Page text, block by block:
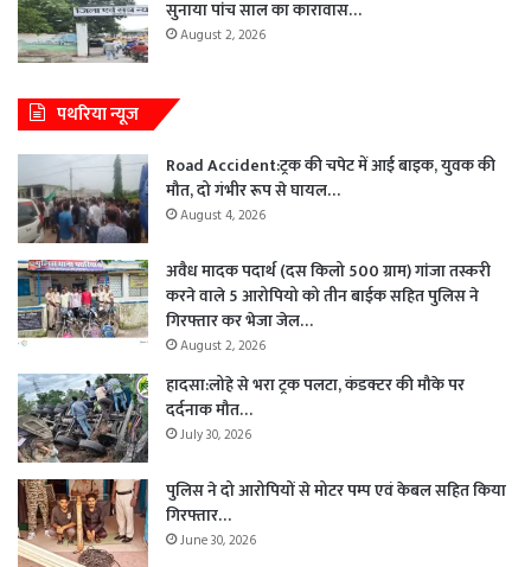
सुनाया पांच साल का कारावास…
August 2, 2026
पथरिया न्यूज
Road Accident:ट्रक की चपेट में आई बाइक, युवक की
मौत, दो गंभीर रूप से घायल…
August 4, 2026
अवैध मादक पदार्थ (दस किलो 500 ग्राम) गांजा तस्करी
करने वाले 5 आरोपियो को तीन बाईक सहित पुलिस ने
गिरफ्तार कर भेजा जेल…
August 2, 2026
हादसा:लोहे से भरा ट्रक पलटा, कंडक्टर की मौके पर
दर्दनाक मौत…
July 30, 2026
पुलिस ने दो आरोपियों से मोटर पम्प एवं केबल सहित किया
गिरफ्तार…
June 30, 2026